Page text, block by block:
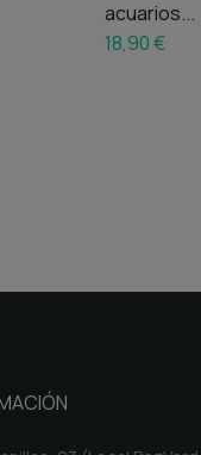
acuarios...
18,90 €